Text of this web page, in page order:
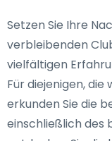
Setzen Sie Ihre
verbleibenden
vielfältigen
Für diejenigen,
erkunden Sie die
einschließlich des